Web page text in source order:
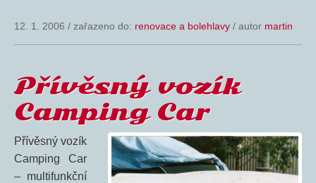
12. 1. 2006 / zařazeno do: renovace a bolehlavy / autor martin
Přívěsný vozík
Camping Car
Přívěsný vozík
Camping Car
– multifunkční